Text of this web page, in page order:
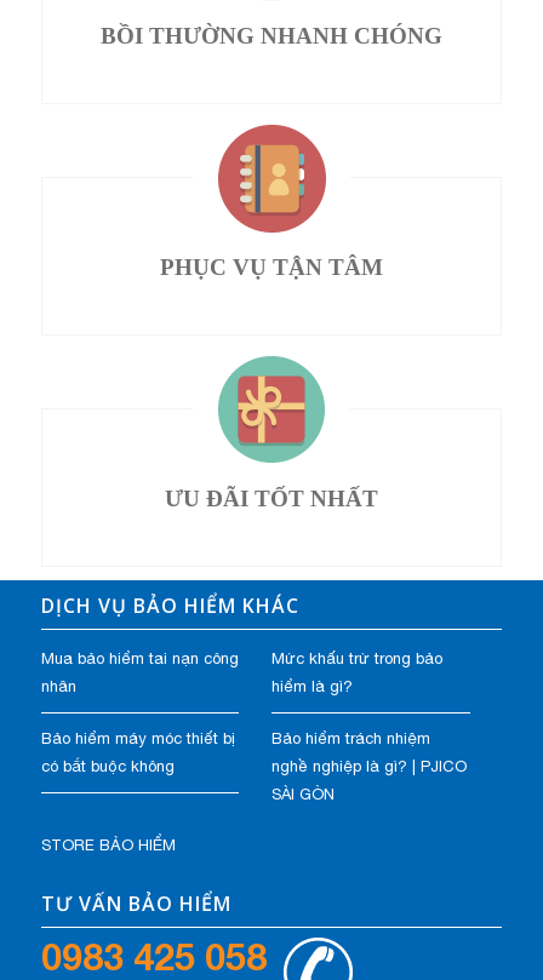
BỒI THƯỜNG NHANH CHÓNG
PHỤC VỤ TẬN TÂM
ƯU ĐÃI TỐT NHẤT
DỊCH VỤ BẢO HIỂM KHÁC
Mua bảo hiểm tai nạn công
nhân
Mức khấu trừ trong bảo
hiểm là gì?
Bảo hiểm máy móc thiết bị
có bắt buộc không
Bảo hiểm trách nhiệm
nghề nghiệp là gì? | PJICO
SÀI GÒN
STORE BẢO HIỂM
TƯ VẤN BẢO HIỂM
0983 425 058